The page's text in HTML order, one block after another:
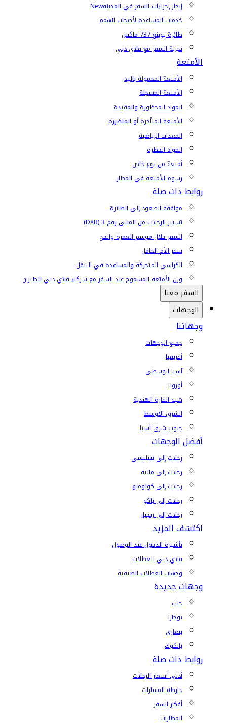
إنجاز إجراءات السفر في المدينةNew
خدمات المساعدة لأصحاب الهمم
طائرة بوينغ 737 ماكس
تجربة السفر مع فلاي دبي
الأمتعة
الأمتعة المحمولة باليد
الأمتعة المسجلة
المواد المحظورة والمقيدة
الأمتعة المتأخرة أو المتضررة
المعدات الرياضية
المواد الخطرة
أمتعة من نوع خاص
رسوم الأمتعة في المطار
روابط ذات صلة
موافقة الصعود إلى الطائرة
تسيير الرحلات من المبنى رقم 3 (DXB)
السفر خلال موسم العمرة والحج
سفر الأم الحامل
الكراسي المتحركة والمساعدة في التنقل
وزن الأمتعة المسموح عند السفر مع شركاء فلاي دبي للطيران
السفر معنا
الوجهات
وجهاتنا
جميع الوجهات
أفريقيا
آسيا الوسطى
أوروبا
شبه القارة الهندية
الشرق الأوسط
جنوب شرق آسيا
أفضل الوجهات
رحلات إلى تبيليسي
رحلات إلى ماليه
رحلات إلى كولومبو
رحلات إلى باكو
رحلات إلى زنجبار
اكتشف المزيد
تأشيرة الدخول عند الوصول
فلاي دبي للعطلات
وجهات العطلات الصيفية
وجهات جديدة
حلب
بوخارا
بنغازي
بانكوك
روابط ذات صلة
أدنى أسعار الرحلات
خارطة المسارات
أفكار السفر
المطارات